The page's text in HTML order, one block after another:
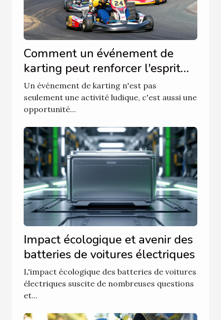
Comment un événement de
karting peut renforcer l'esprit
d'équipe ?
Un événement de karting n'est pas
seulement une activité ludique, c'est aussi une
opportunité...
Impact écologique et avenir des
batteries de voitures électriques
L'impact écologique des batteries de voitures
électriques suscite de nombreuses questions
et...